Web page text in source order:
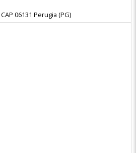
CAP06131 Perugia (PG)